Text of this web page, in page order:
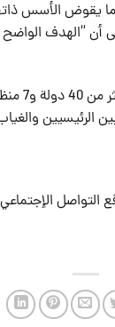
الأسس
“الهدف
ويعقد
الرئيسيين
التواصل